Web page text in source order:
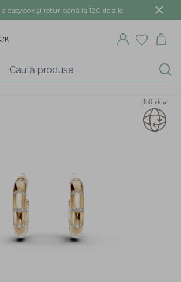
easybox și retur până la 120 de zile.
360 view